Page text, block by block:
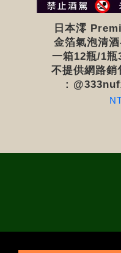
日本澪
金箔氣泡清
一箱12瓶/1瓶
不提供網路
: